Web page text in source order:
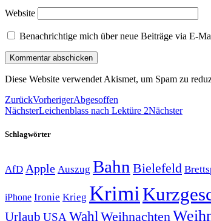
Website
Benachrichtige mich über neue Beiträge via E-
Diese Website verwendet Akismet, um Spam zu
ZurückVorherigerAbgesoffen
NächsterLeichenblass nach Lektüre 2Nächster
Schlagwörter
AfD Apple Auszug Bahn Bielefeld
iPhone Ironie Krieg Krimi
Urlaub USAWahlWeihnachten